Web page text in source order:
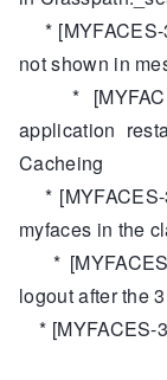
* [MYFACES-
not shown in
*
application
Cacheing
* [MYFACES-
myfaces in the
*
logout after the
* [MYFACES-